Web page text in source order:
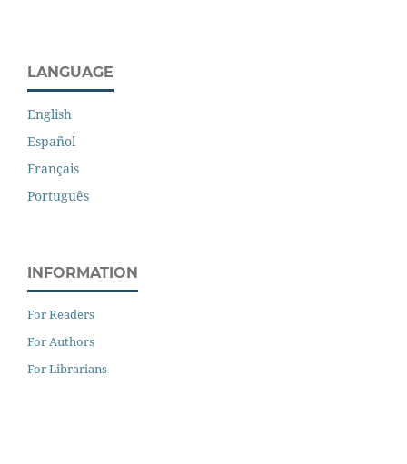
LANGUAGE
English
Español
Français
Português
INFORMATION
For Readers
For Authors
For Librarians